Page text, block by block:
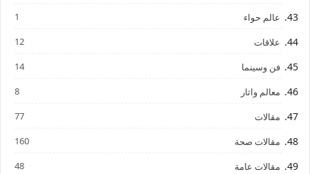
عالم حواء 1
علاقات 12
فن وسينما 14
معالم واثار 8
مقالات 77
مقالات صحة 160
مقالات عامة 48